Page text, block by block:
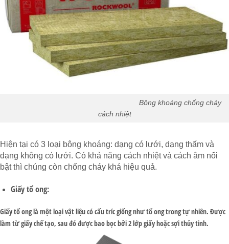
Bông khoáng chống cháy
cách nhiệt
Hiện tại có 3 loại bông khoáng: dạng có lưới, dạng thấm và
dạng không có lưới. Có khả năng cách nhiệt và cách âm nổi
bật thì chúng còn chống cháy khá hiệu quả.
Giấy tổ ong:
Giấy tổ ong là một loại vật liệu có cấu tríc giống như tổ ong trong tự nhiên. Được
làm từ giấy chế tạo, sau đó được bao bọc bởi 2 lớp giấy hoặc sợi thủy tinh.